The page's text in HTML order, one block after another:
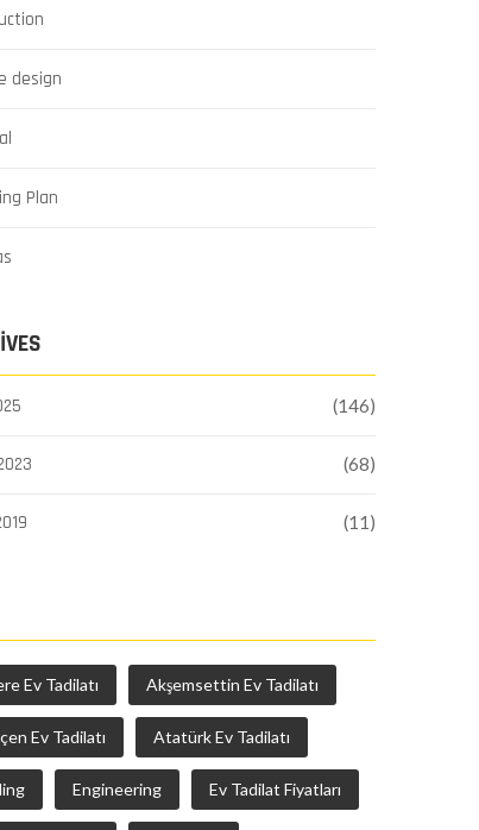
design
Plan
(146)
(68)
(11)
Ev Tadilatı Akşemsettin Ev Tadilatı
Ev Tadilatı Atatürk Ev Tadilatı
Engineering Ev Tadilat Fiyatları